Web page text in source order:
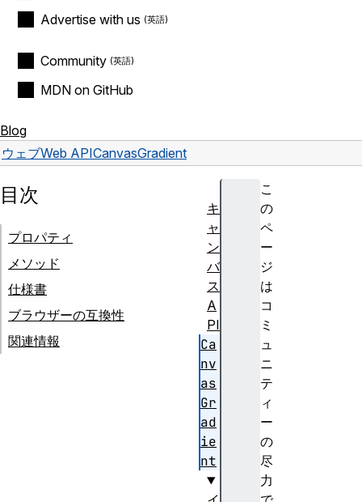
Advertise with us
Community
MDN on GitHub
Blog
ウェブWeb APICanvasGradient
こ
の
ペ
ー
ジ
は
コ
ミ
ュ
ニ
テ
ィ
ー
の
尽
力
目次
プロパティ
メソッド
仕様書
ブラウザーの互換性
関連情報
キ
ャ
ン
バ
ス
A
PI
Ca
nv
as
Gr
ad
ie
nt